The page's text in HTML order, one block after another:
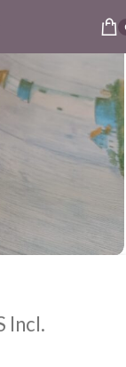
Incl.